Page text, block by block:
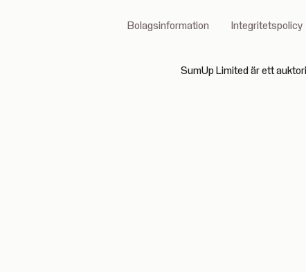
Bolagsinformation Integritetspolicy
SumUp Limited är ett